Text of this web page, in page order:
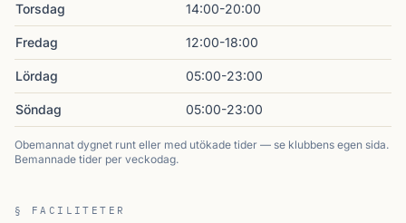
Torsdag 14:00-20:00
Fredag 12:00-18:00
Lördag 05:00-23:00
Söndag 05:00-23:00
Obemannat dygnet runt eller med utökade tider — se klubbens egen sida.
Bemannade tider per veckodag.
§ FACILITETER